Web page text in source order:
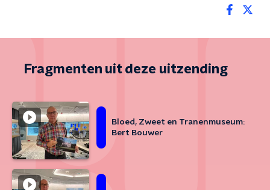
Fragmenten uit deze uitzending
Bloed, Zweet en Tranenmuseum:
Bert Bouwer